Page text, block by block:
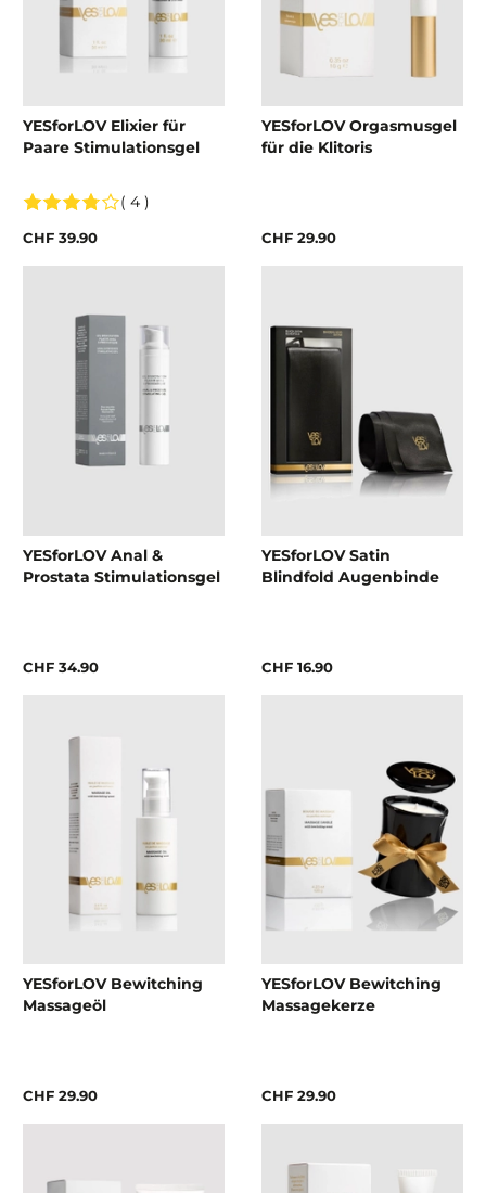
YESforLOV Elixier für
Paare Stimulationsgel
( 4 )
CHF 39.90
YESforLOV Orgasmusgel
für die Klitoris
CHF 29.90
YESforLOV Anal &
Prostata Stimulationsgel
CHF 34.90
YESforLOV Satin
Blindfold Augenbinde
CHF 16.90
YESforLOV Bewitching
Massageöl
CHF 29.90
YESforLOV Bewitching
Massagekerze
CHF 29.90